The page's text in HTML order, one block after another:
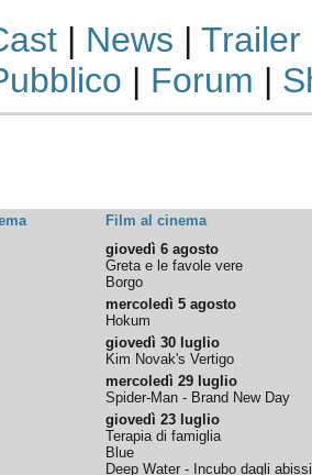
| News | Trailer
| Forum |
Film al cinema
giovedì 6 agosto
Greta e le favole vere
Borgo
mercoledì 5 agosto
Hokum
giovedì 30 luglio
Kim Novak's Vertigo
mercoledì 29 luglio
Spider-Man - Brand New Day
giovedì 23 luglio
Terapia di famiglia
Blue
Deep Water - Incubo dagli abissi